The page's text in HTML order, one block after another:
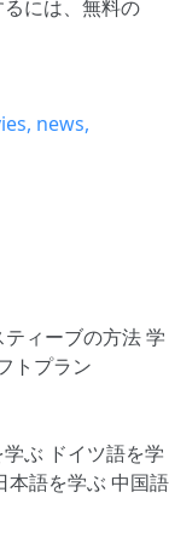
には、 無料の
ティーブの方法学
トプラン
ぶ ドイツ語を学
本語を学ぶ 中国語